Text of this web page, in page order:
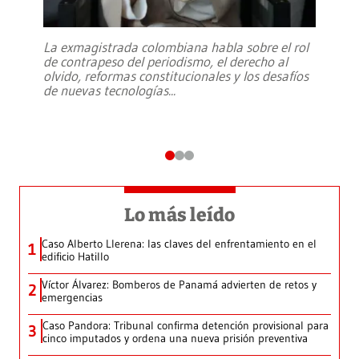
La exmagistrada colombiana habla sobre el rol
de contrapeso del periodismo, el derecho al
olvido, reformas constitucionales y los desafíos
de nuevas tecnologías...
Lo más leído
1 Caso Alberto Llerena: las claves del enfrentamiento en el
edificio Hatillo
2 Víctor Álvarez: Bomberos de Panamá advierten de retos y
emergencias
3 Caso Pandora: Tribunal confirma detención provisional para
cinco imputados y ordena una nueva prisión preventiva